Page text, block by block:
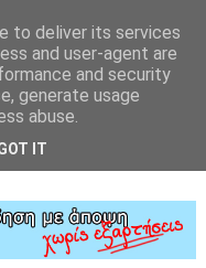
to deliver its services
and user-agent are
and security
generate usage
abuse.
IT